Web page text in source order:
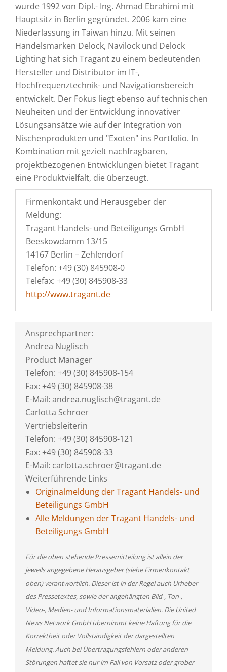
wurde 1992 von Dipl.- Ing. Ahmad Ebrahimi mit
Hauptsitz in Berlin gegründet. 2006 kam eine
Niederlassung in Taiwan hinzu. Mit seinen
Handelsmarken Delock, Navilock und Delock
Lighting hat sich Tragant zu einem bedeutenden
Hersteller und Distributor im IT-,
Hochfrequenztechnik- und Navigationsbereich
entwickelt. Der Fokus liegt ebenso auf technischen
Neuheiten und der Entwicklung innovativer
Lösungsansätze wie auf der Integration von
Nischenprodukten und "Exoten" ins Portfolio. In
Kombination mit gezielt nachfragbaren,
projektbezogenen Entwicklungen bietet Tragant
eine Produktvielfalt, die überzeugt.
Firmenkontakt und Herausgeber der
Meldung:
Tragant Handels- und Beteiligungs GmbH
Beeskowdamm 13/15
14167 Berlin – Zehlendorf
Telefon: +49 (30) 845908-0
Telefax: +49 (30) 845908-33
http://www.tragant.de
Ansprechpartner:
Andrea Nuglisch
Product Manager
Telefon: +49 (30) 845908-154
Fax: +49 (30) 845908-38
E-Mail: andrea.nuglisch@tragant.de
Carlotta Schroer
Vertriebsleiterin
Telefon: +49 (30) 845908-121
Fax: +49 (30) 845908-33
E-Mail: carlotta.schroer@tragant.de
Weiterführende Links
Originalmeldung der Tragant Handels- und
Beteiligungs GmbH
Alle Meldungen der Tragant Handels- und
Beteiligungs GmbH
Für die oben stehende Pressemitteilung ist allein der
jeweils angegebene Herausgeber (siehe Firmenkontakt
oben) verantwortlich. Dieser ist in der Regel auch Urheber
des Pressetextes, sowie der angehängten Bild-, Ton-,
Video-, Medien- und Informationsmaterialien. Die United
News Network GmbH übernimmt keine Haftung für die
Korrektheit oder Vollständigkeit der dargestellten
Meldung. Auch bei Übertragungsfehlern oder anderen
Störungen haftet sie nur im Fall von Vorsatz oder grober